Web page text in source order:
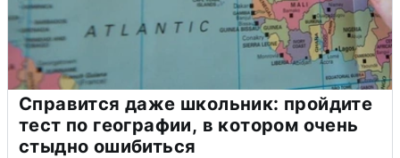
Справится даже школьник: пройдите
тест по географии, в котором очень
стыдно ошибиться